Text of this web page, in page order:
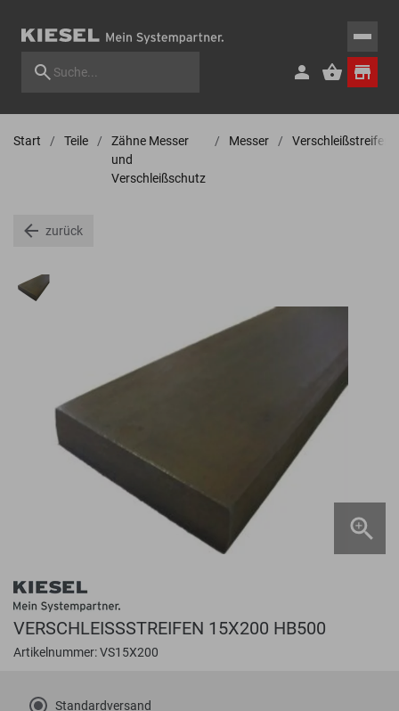
Start Teile
Zähne Messer
und
Verschleißschutz
Messer Verschleißstreifen
zurück
VERSCHLEISSSTREIFEN 15X200 HB500
Artikelnummer: VS15X200
Standardversand